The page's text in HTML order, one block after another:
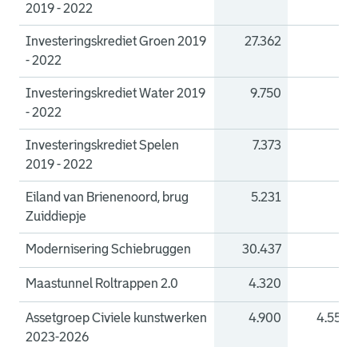
2019 - 2022
Investeringskrediet Groen 2019
- 2022
27.362
Investeringskrediet Water 2019
- 2022
9.750
Investeringskrediet Spelen
2019 - 2022
7.373
Eiland van Brienenoord, brug
Zuiddiepje
5.231
Modernisering Schiebruggen 30.437
Maastunnel Roltrappen 2.0 4.320
Assetgroep Civiele kunstwerken
2023-2026
4.900 4.550